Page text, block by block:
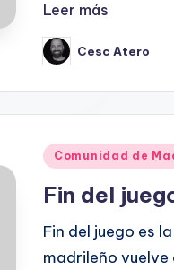
Leer más
Publicado
por
Cesc Atero
Publicado
Comunidad de
Fin del
Fin del juego es
madrileño